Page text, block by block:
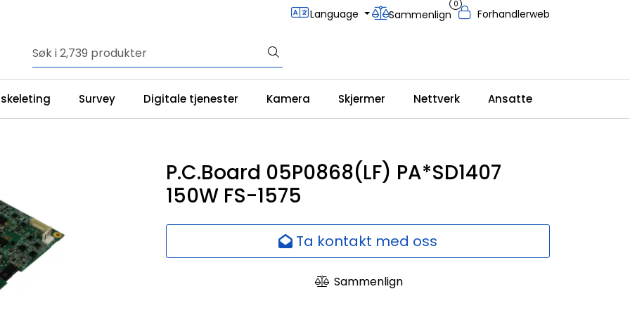
Language Sammenlign
0
Forhandlerweb
Survey Digitale tjenester Kamera Skjermer Nettverk Ansatte
P.C.Board 05P0868(LF) PA*SD1407
150W FS-1575
Ta kontakt med oss
Sammenlign